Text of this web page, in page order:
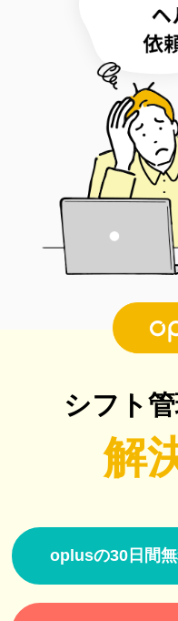
シフト
解
oplusの30日間